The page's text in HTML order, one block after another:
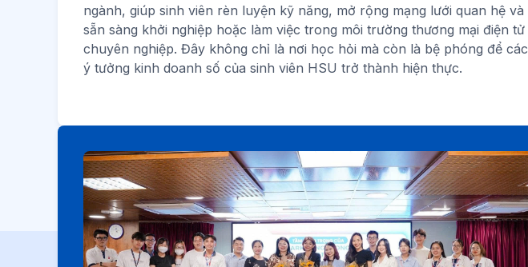
ngành, giúp sinh viên rèn luyện kỹ năng, mở rộng mạng lưới quan hệ và
sẵn sàng khởi nghiệp hoặc làm việc trong môi trường thương mại điện tử
chuyên nghiệp. Đây không chỉ là nơi học hỏi mà còn là bệ phóng để các
ý tưởng kinh doanh số của sinh viên HSU trở thành hiện thực.